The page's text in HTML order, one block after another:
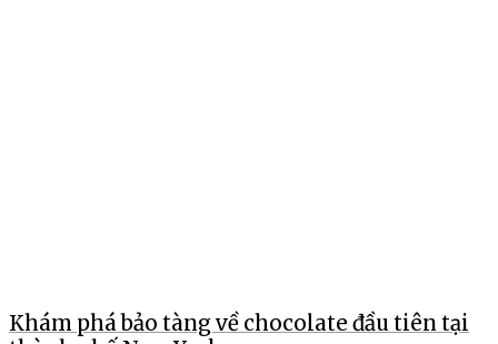
Khám phá bảo tàng về chocolate đầu tiên tại